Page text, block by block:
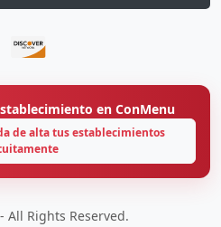
en ConMenu
de alta tus establecimientos
All Rights Reserved.